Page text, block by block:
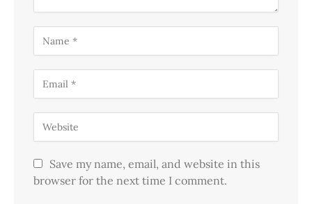
Save my name, email, and website in this
browser for the next time I comment.